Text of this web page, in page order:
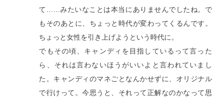
て……みたいなことは本当にありませんでしたね。で
もそのあとに、ちょっと時代が変わってくるんです。
ちょっと女性を引き上げようという時代に。
でもその頃、キャンディを目指しているって言った
ら、それは言わないほうがいいよと言われていまし
た。キャンディのマネごとなんかせずに、オリジナル
で行けって。今思うと、それって正解なのかなって思